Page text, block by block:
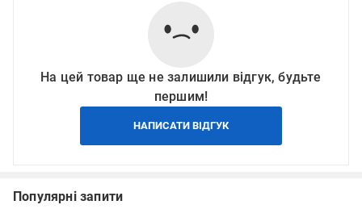
На цей товар ще не залишили відгук, будьте
першим!
НАПИСАТИ ВІДГУК
Популярні запити